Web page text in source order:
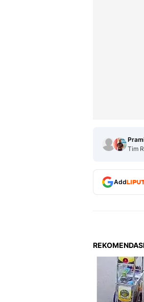
Tim
Add
REKOMENDASI